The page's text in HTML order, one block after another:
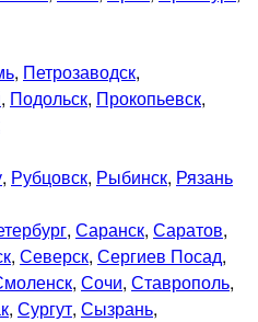
, Петрозаводск,
, Подольск, Прокопьевск,
, Рубцовск, Рыбинск, Рязань
, Саранск, Саратов,
, Северск, Сергиев Посад,
, Сочи, Ставрополь,
, Сургут, Сызрань,